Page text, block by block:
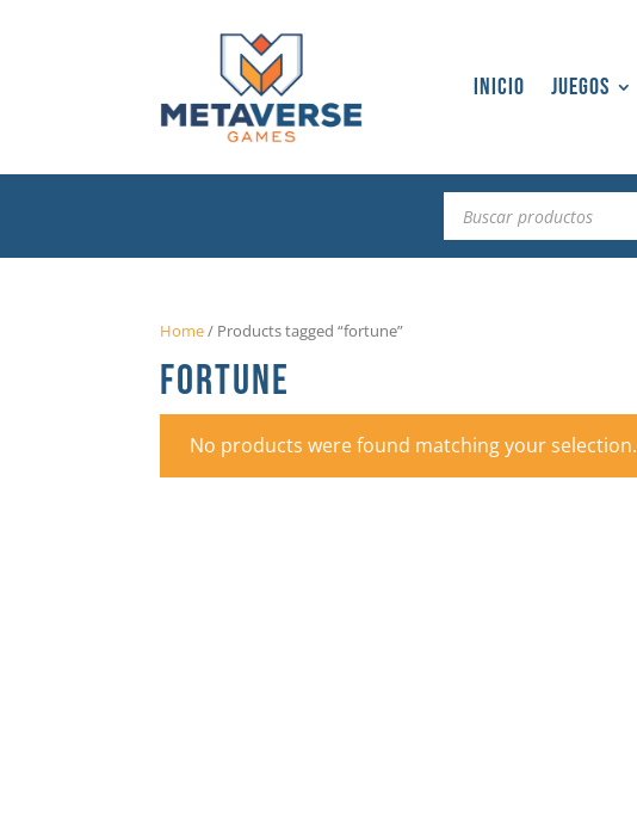
Inicio Juegos
Búsqueda
productos
Home/ Products tagged “fortune”
FORTUNE
No products were found matching your selection.